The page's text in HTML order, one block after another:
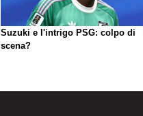
Suzuki e l'intrigo PSG: colpo di
scena?